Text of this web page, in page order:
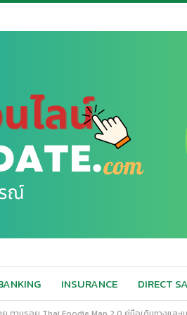
INSURANCE DIRECT